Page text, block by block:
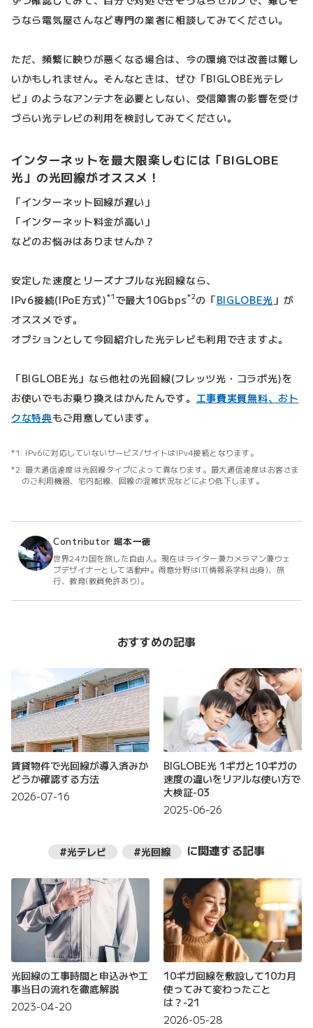
うなら電気屋さんなど専門の業者に相談してみてください。
ただ、頻繁に映りが悪くなる場合は、今の環境では改善は難し
いかもしれません。そんなときは、ぜひ「BIGLOBE光テレ
ビ」のようなアンテナを必要としない、受信障害の影響を受け
づらい光テレビの利用を検討してみてください。
インターネットを最大限楽しむには「BIGLOBE
光」の光回線がオススメ！
「インターネット回線が遅い」
「インターネット料金が高い」
などのお悩みはありませんか？
安定した速度とリーズナブルな光回線なら、
IPv6接続(IPoE方式)*1 で最大10Gbps*2の「BIGLOBE光 」が
オススメです。
オプションとして今回紹介した光テレビも利用できますよ。
「BIGLOBE光」なら他社の光回線(フレッツ光・コラボ光)を
お使いでもお乗り換えはかんたんです。 工事費実質無料、おト
クな特典もご用意しています。
IPv6に対応していないサービス/サイトはIPv4接続となります。
最大通信速度は光回線タイプによって異なります。最大通信速度はお客さま
のご利用機器、宅内配線、回線の混雑状況などにより低下します。
Contributor 堀本一徳
世界24カ国を旅した自由人。現在はライター兼カメラマン兼ウェ
ブデザイナーとして活動中。得意分野はIT(情報系学科出身)、旅
行、教育(教員免許あり)。
おすすめの記事
賃貸物件で光回線が導入済みか
どうか確認する方法
2026-07-16
BIGLOBE光 1ギガと10ギガの
速度の違いをリアルな使い方で
大検証-03
2025-06-26
#光テレビ #光回線 に関連する記事
光回線の工事時間と申込みや工
事当日の流れを徹底解説
2023-04-20
10ギガ回線を敷設して10カ月
使ってみて変わったこと
は？-21
2026-05-28